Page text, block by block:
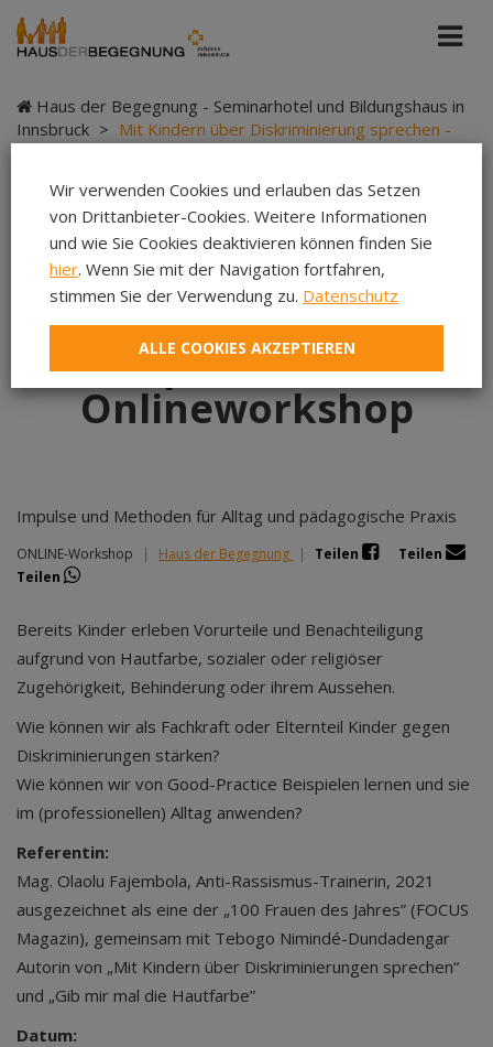
Haus der Begegnung - Seminarhotel und Bildungshaus in
Innsbruck > Mit Kindern über Diskriminierung sprechen -
Mit Kindern über
Diskriminierung
sprechen -
Onlineworkshop
Impulse und Methoden für Alltag und pädagogische Praxis
ONLINE-Workshop | Haus der Begegnung | Teilen
Teilen
Teilen
Bereits Kinder erleben Vorurteile und Benachteiligung
aufgrund von Hautfarbe, sozialer oder religiöser
Zugehörigkeit, Behinderung oder ihrem Aussehen.
Wie können wir als Fachkraft oder Elternteil Kinder gegen
Diskriminierungen stärken?
Wie können wir von Good-Practice Beispielen lernen und sie
im (professionellen) Alltag anwenden?
Referentin:
Mag. Olaolu Fajembola, Anti-Rassismus-Trainerin, 2021
ausgezeichnet als eine der „100 Frauen des Jahres” (FOCUS
Magazin), gemeinsam mit Tebogo Nimindé-Dundadengar
Autorin von „Mit Kindern über Diskriminierungen sprechen“
und „Gib mir mal die Hautfarbe”
Datum:
Wir verwenden Cookies und erlauben das Setzen
von Drittanbieter-Cookies. Weitere Informationen
und wie Sie Cookies deaktivieren können finden Sie
hier. Wenn Sie mit der Navigation fortfahren,
stimmen Sie der Verwendung zu. Datenschutz
ALLE COOKIES AKZEPTIEREN